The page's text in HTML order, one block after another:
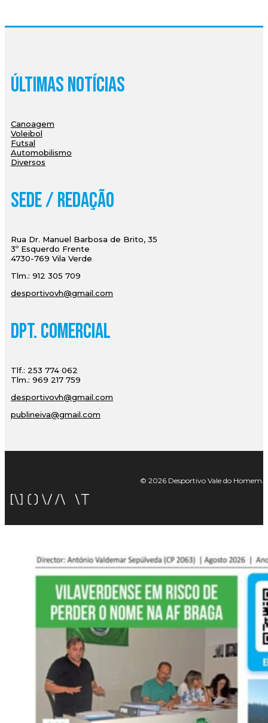
Últimas Notícias
Canoagem
Voleibol
Futsal
Automobilismo
Diversos
Sede / Redação
Rua Dr. Manuel Barbosa de Brito, 35
3º Esquerdo Frente
4730-769 Vila Verde
Tlm.: 912 305 709
desportivovh@gmail.com
Dpt. Comercial
Tlf.: 253 774 062
Tlm.: 969 217 759
desportivovh@gmail.com
publineiva@gmail.com
© 2026 Desportivo Vale do Homem.